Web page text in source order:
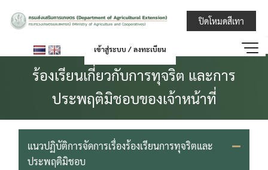
กรมส่งเสริมกา
เข้าสู่ระบบ / ลงทะเบียน
ร้องเรียนเกี่ยวกับการทุจริต และการ
ประพฤติมิชอบของเจ้าหน้าที่
แนวปฏิบัติการจัดการเรื่องร้องเรียนการทุจริตและ
ประพฤติมิชอบ
ปิดโหมดสีเทา